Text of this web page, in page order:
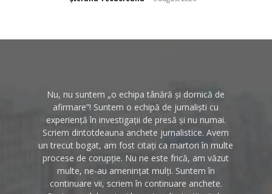
Nu, nu suntem „o echipa tânără și dornică de
afirmare”! Suntem o echipă de jurnaliști cu
experiență în investigații de presă și nu numai.
Scriem dintotdeauna anchete jurnalistice. Avem
un trecut bogat, am fost citați ca martori în multe
procese de corupție. Nu ne este frică, am văzut
multe, ne-au amenințat mulți. Suntem în
continuare vii, scriem în continuare anchete.